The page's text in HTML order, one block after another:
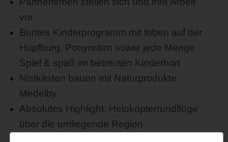
vor
Buntes Kinderprogramm mit toben auf der
Hüpfburg, Ponyreiten sowie jede Menge
Spiel & spaß im betreuten Kinderhort
Nistkästen bauen mit Naturprodukte
Medelby
Absolutes Highlight: Helokopterrundflüge
über die umliegende Region